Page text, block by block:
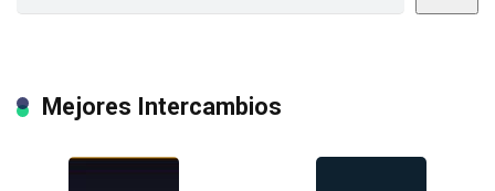
Mejores Intercambios